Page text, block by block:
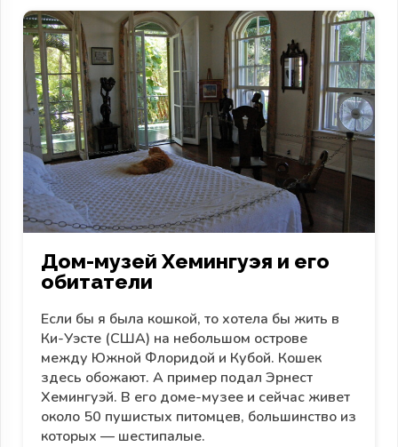
Дом-музей Хемингуэя и его
обитатели
Если бы я была кошкой, то хотела бы жить в
Ки-Уэсте (США) на небольшом острове
между Южной Флоридой и Кубой. Кошек
здесь обожают. А пример подал Эрнест
Хемингуэй. В его доме-музее и сейчас живет
около 50 пушистых питомцев, большинство из
которых — шестипалые.